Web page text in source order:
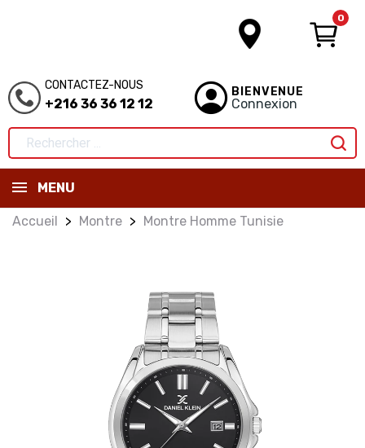
0
CONTACTEZ-NOUS
+216 36 36 12 12
BIENVENUE
Connexion
MENU
Accueil Montre Montre Homme Tunisie